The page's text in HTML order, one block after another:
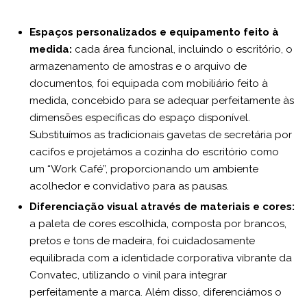
Espaços personalizados e equipamento feito à
medida: cada área funcional, incluindo o escritório, o
armazenamento de amostras e o arquivo de
documentos, foi equipada com mobiliário feito à
medida, concebido para se adequar perfeitamente às
dimensões específicas do espaço disponível.
Substituímos as tradicionais gavetas de secretária por
cacifos e projetámos a cozinha do escritório como
um “Work Café”, proporcionando um ambiente
acolhedor e convidativo para as pausas.
Diferenciação visual através de materiais e cores:
a paleta de cores escolhida, composta por brancos,
pretos e tons de madeira, foi cuidadosamente
equilibrada com a identidade corporativa vibrante da
Convatec, utilizando o vinil para integrar
perfeitamente a marca. Além disso, diferenciámos o